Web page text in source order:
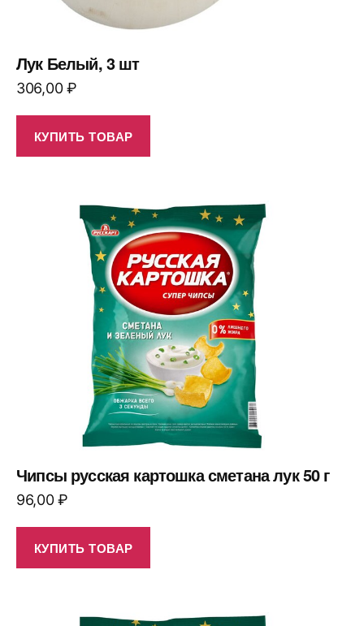
Лук Белый, 3 шт
306,00₽
КУПИТЬ ТОВАР
Чипсы русская картошка сметана лук 50 г
96,00₽
КУПИТЬ ТОВАР